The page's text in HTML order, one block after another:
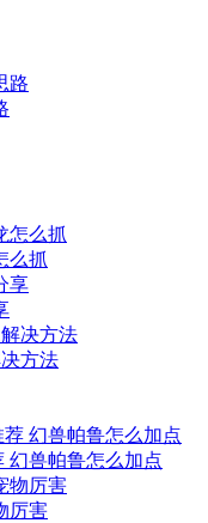
么抓
方法
幻兽帕鲁怎么加点
厉害